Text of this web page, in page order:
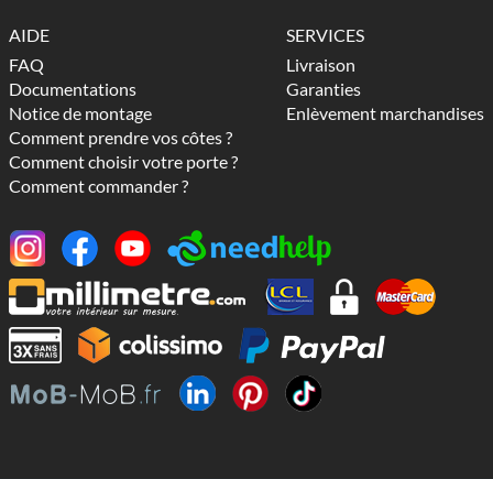
AIDE
FAQ
Documentations
Notice de montage
Comment prendre vos côtes ?
Comment choisir votre porte ?
Comment commander ?
SERVICES
Livraison
Garanties
Enlèvement marchandises